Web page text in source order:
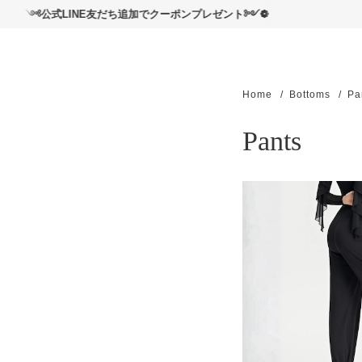
友だち追加でクーポンプレゼント༻❁
Home Bottoms
Pants